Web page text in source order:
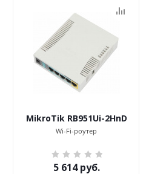
MikroTik RB951Ui-2HnD
Wi-Fi-роутер
5 614руб.